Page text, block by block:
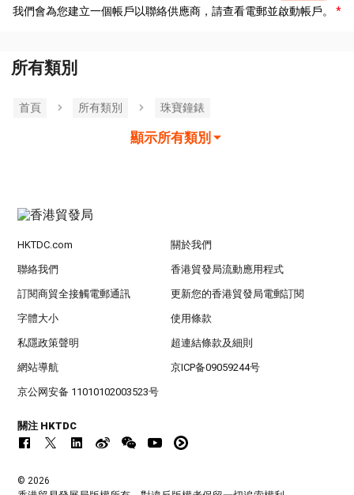
我們會為您建立一個帳戶以聯絡供應商，請查看電郵並啟動帳戶。
所有類別
首頁 所有類別 珠寶鐘錶
顯示所有類別
HKTDC.com 關於我們
聯絡我們 香港貿發局流動應用程式
訂閱商貿全接觸電郵通訊 更新您的香港貿發局電郵訂閱
字體大小 使用條款
私隱政策聲明 超連結條款及細則
網站導航 京ICP备09059244号
京公网安备 11010102003523号
關注 HKTDC
© 2026